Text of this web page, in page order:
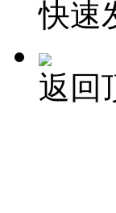
快速
返回